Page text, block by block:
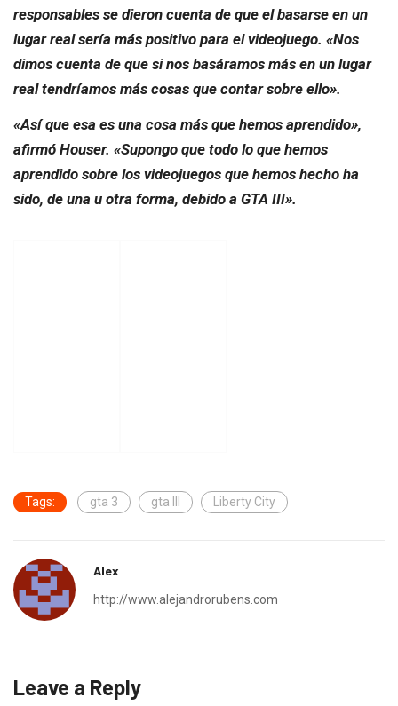
responsables se dieron cuenta de que el basarse en un
lugar real sería más positivo para el videojuego. «Nos
dimos cuenta de que si nos basáramos más en un lugar
real tendríamos más cosas que contar sobre ello».
«Así que esa es una cosa más que hemos aprendido»,
afirmó Houser. «Supongo que todo lo que hemos
aprendido sobre los videojuegos que hemos hecho ha
sido, de una u otra forma, debido a GTA III».
Tags: gta 3 gta III Liberty City
Alex
http://www.alejandrorubens.com
Leave a Reply